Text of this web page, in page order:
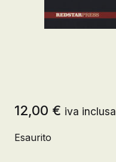
12,00 € iva inclusa
Esaurito